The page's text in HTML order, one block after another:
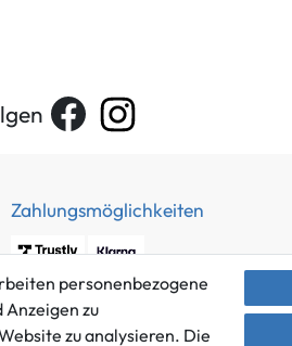
Zahlungsmöglichkeiten
Mitglied im Händlerbund
personenbezogene
Anzeigen zu
zu analysieren. Die